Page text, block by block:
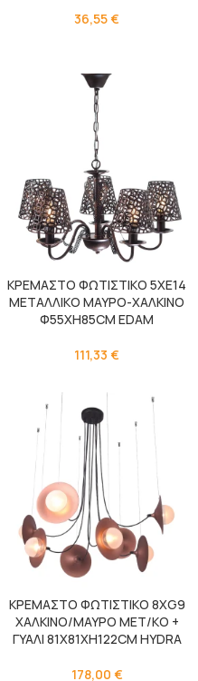
36,55€
ΚΡΕΜΑΣΤΟ ΦΩΤΙΣΤΙΚΟ 5ΧΕ14
ΜΕΤΑΛΛΙΚΟ ΜΑΥΡΟ-ΧΑΛΚΙΝΟ
Φ55ΧΗ85CM EDAM
111,33€
ΚΡΕΜΑΣΤΟ ΦΩΤΙΣΤΙΚΟ 8ΧG9
ΧΑΛΚΙΝΟ/ΜΑΥΡΟ ΜΕΤ/ΚΟ +
ΓΥΑΛΙ 81Χ81ΧΗ122CM HYDRA
178,00 €